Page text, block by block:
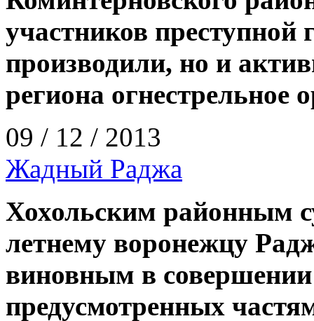
участников
производили, но и
региона огнестрельное
09 / 12 / 2013
Жадный Раджа
Хохольским районным
летнему воронежцу
виновным в совершении
предусмотренных